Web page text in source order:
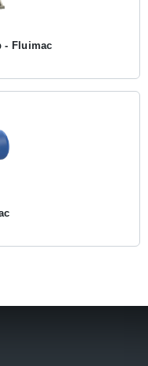
- Fluimac